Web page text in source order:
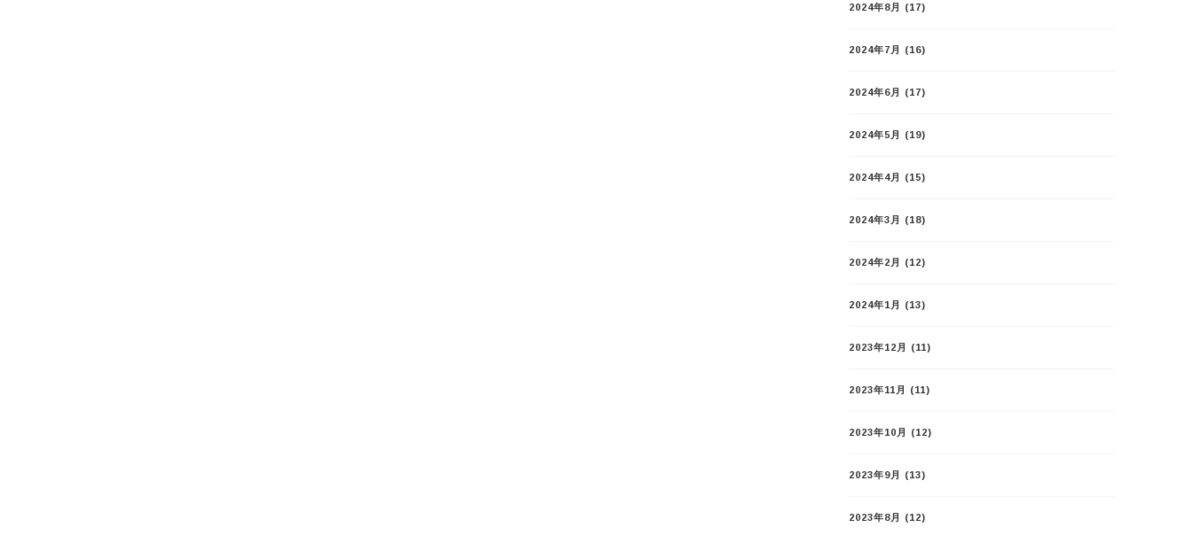
2024年8月 (17)
2024年7月 (16)
2024年6月 (17)
2024年5月 (19)
2024年4月 (15)
2024年3月 (18)
2024年2月 (12)
2024年1月 (13)
2023年12月 (11)
2023年11月 (11)
2023年10月 (12)
2023年9月 (13)
2023年8月 (12)